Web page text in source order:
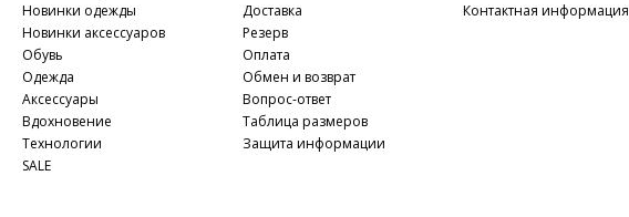
Новинки одежды
Новинки аксессуаров
Обувь
Одежда
Аксессуары
Вдохновение
Технологии
SALE
Доставка
Резерв
Оплата
Обмен и возврат
Вопрос-ответ
Таблица размеров
Защита информации
Контактная информация